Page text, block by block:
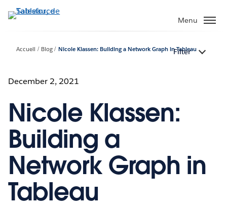
Aller
au
Menu
Accueil Blog Nicole Klassen: Building a Network Graph in Tableau
Filter
December 2, 2021
Nicole Klassen:
Building a
Network Graph in
Tableau